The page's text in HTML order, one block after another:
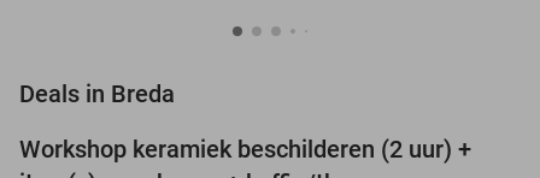
Deals in Breda
43%
Workshop keramiek beschilderen (2 uur) +